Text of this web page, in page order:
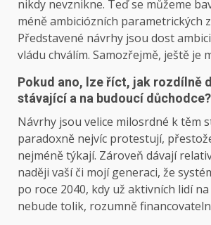
nikdy nevznikne. Teď se můžeme
méně ambiciózních parametrických
Představené návrhy jsou dost
vládu chválím. Samozřejmě, ještě je
Pokud ano, lze říct, jak rozdílně
stávající a na budoucí důchodce?
Návrhy jsou velice milosrdné k těm
paradoxně nejvíc protestují,
nejméně týkají. Zároveň dávají
naději vaší či mojí generaci, že
po roce 2040, kdy už aktivních lidí
nebude tolik, rozumně